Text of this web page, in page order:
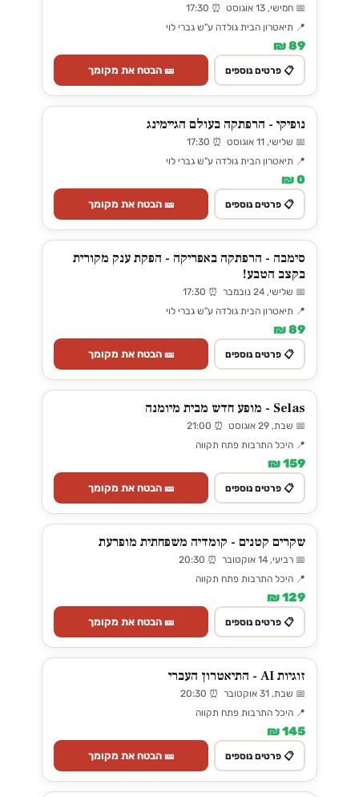
📅 חמישי, 13 אוגוסט ⏰ 17:30
📍 תיאטרון הבית גולדה ע"ש גברי לוי
89 ₪
📋 פרטים נוספים 🎫 הבטח את מקומך
נופיקי - הרפתקה בעולם הגיימינג
📅 שלישי, 11 אוגוסט ⏰ 17:30
📍 תיאטרון הבית גולדה ע"ש גברי לוי
0 ₪
📋 פרטים נוספים 🎫 הבטח את מקומך
סימבה - הרפתקה באפריקה - הפקת ענק מקורית
בקצב הטבע!
📅 שלישי, 24 נובמבר ⏰ 17:30
📍 תיאטרון הבית גולדה ע"ש גברי לוי
89 ₪
📋 פרטים נוספים 🎫 הבטח את מקומך
Selas - מופע חדש מבית מיומנה
📅 שבת, 29 אוגוסט ⏰ 21:00
📍 היכל התרבות פתח תקווה
159 ₪
📋 פרטים נוספים 🎫 הבטח את מקומך
שקרים קטנים - קומדיה משפחתית מופרעת
📅 רביעי, 14 אוקטובר ⏰ 20:30
📍 היכל התרבות פתח תקווה
129 ₪
📋 פרטים נוספים 🎫 הבטח את מקומך
זוגיות AI - התיאטרון העברי
📅 שבת, 31 אוקטובר ⏰ 20:30
📍 היכל התרבות פתח תקווה
145 ₪
📋 פרטים נוספים 🎫 הבטח את מקומך